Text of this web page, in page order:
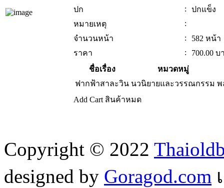
ปก
:
ปกแข็ง
หมายเหตุ
:
จำนวนหน้า
:
582 หน้า
ราคา
: 700.00 บ
ชื่อเรื่อง
หมวดหมู่
ฟากฟ้าสาละวิน นวนิยายและวรรณกรรม พ
Add Cart สินค้าหมด
Copyright © 2022
designed by Goragod.com